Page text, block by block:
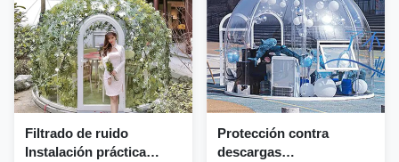
Filtrado de ruido
Instalación práctica
Protección contra
descargas